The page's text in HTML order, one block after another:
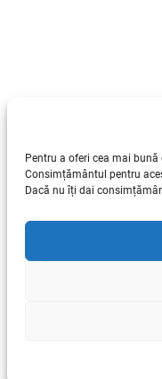
Pentru a oferi cea mai
Consimțământul pentru
Dacă nu îți dai